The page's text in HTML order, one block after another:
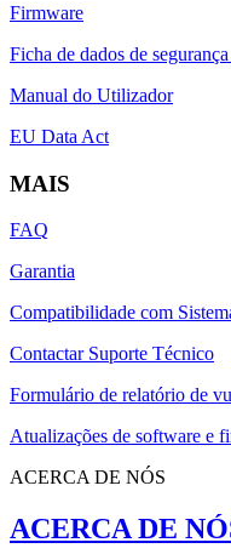
Firmware
Ficha de dados de
Manual do Utilizador
EU Data Act
MAIS
FAQ
Garantia
Compatibilidade com
Contactar Suporte Técnico
Formulário de relatório de
Atualizações de software e
ACERCA DE NÓS
ACERCA DE